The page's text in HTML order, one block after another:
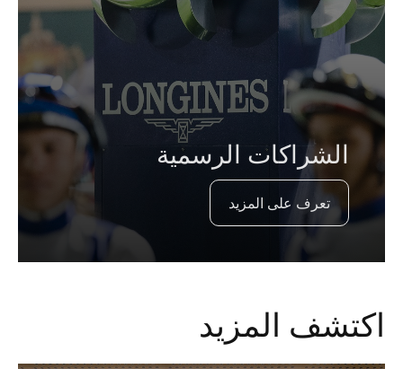
الشراكات الرسمية
تعرف على المزيد
اكتشف المزيد